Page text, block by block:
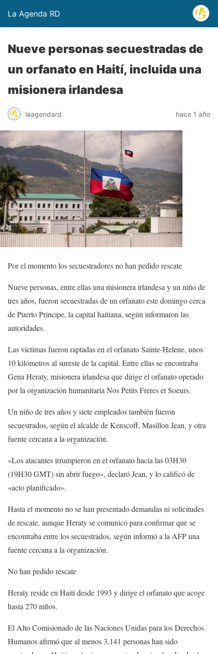
La Agenda RD
Nueve personas secuestradas de
un orfanato en Haití, incluida una
misionera irlandesa
laagendard hace 1 año
Por el momento los secuestradores no han pedido rescate
Nueve personas, entre ellas una misionera irlandesa y un niño de
tres años, fueron secuestradas de un orfanato este domingo cerca
de Puerto Príncipe, la capital haitiana, según informaron las
autoridades.
Las víctimas fueron raptadas en el orfanato Sainte-Helene, unos
10 kilómetros al sureste de la capital. Entre ellas se encontraba
Gena Heraty, misionera irlandesa que dirige el orfanato operado
por la organización humanitaria Nos Petits Freres et Soeurs.
Un niño de tres años y siete empleados también fueron
secuestrados, según el alcalde de Kenscoff, Masillon Jean, y otra
fuente cercana a la organización.
«Los atacantes irrumpieron en el orfanato hacia las 03H30
(19H30 GMT) sin abrir fuego», declaró Jean, y lo calificó de
«acto planificado».
Hasta el momento no se han presentado demandas ni solicitudes
de rescate, aunque Heraty se comunicó para confirmar que se
encontraba entre los secuestrados, según informó a la AFP una
fuente cercana a la organización.
No han pedido rescate
Heraty reside en Haití desde 1993 y dirige el orfanato que acoge
hasta 270 niños.
El Alto Comisionado de las Naciones Unidas para los Derechos
Humanos afirmó que al menos 3,141 personas han sido